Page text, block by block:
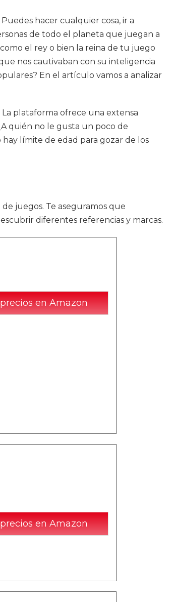
hacer cualquier cosa, ir a
de todo el planeta que juegan a
el rey o bien la reina de tu juego
nos cautivaban con su inteligencia
En el artículo vamos a analizar
plataforma ofrece una extensa
quién no le gusta un poco de
hay límite de edad para gozar de los
juegos. Te aseguramos que
diferentes referencias y marcas.
en Amazon
en Amazon